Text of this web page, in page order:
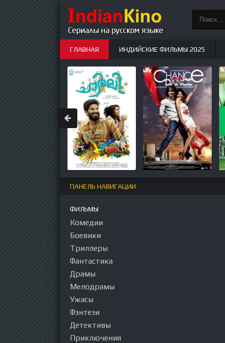
ПАНЕЛЬ НАВИГАЦИИ
ФИЛЬМЫ
Комедии
Боевики
Триллеры
Фантастика
Драмы
Мелодрамы
Ужасы
Фэнтези
Детективы
Приключения
ГЛАВНАЯ ИНДИЙСКИЕ ФИЛЬМЫ 2025
ИНДИЙСКИЕ СЕРИАЛЫ НОВЫЕ